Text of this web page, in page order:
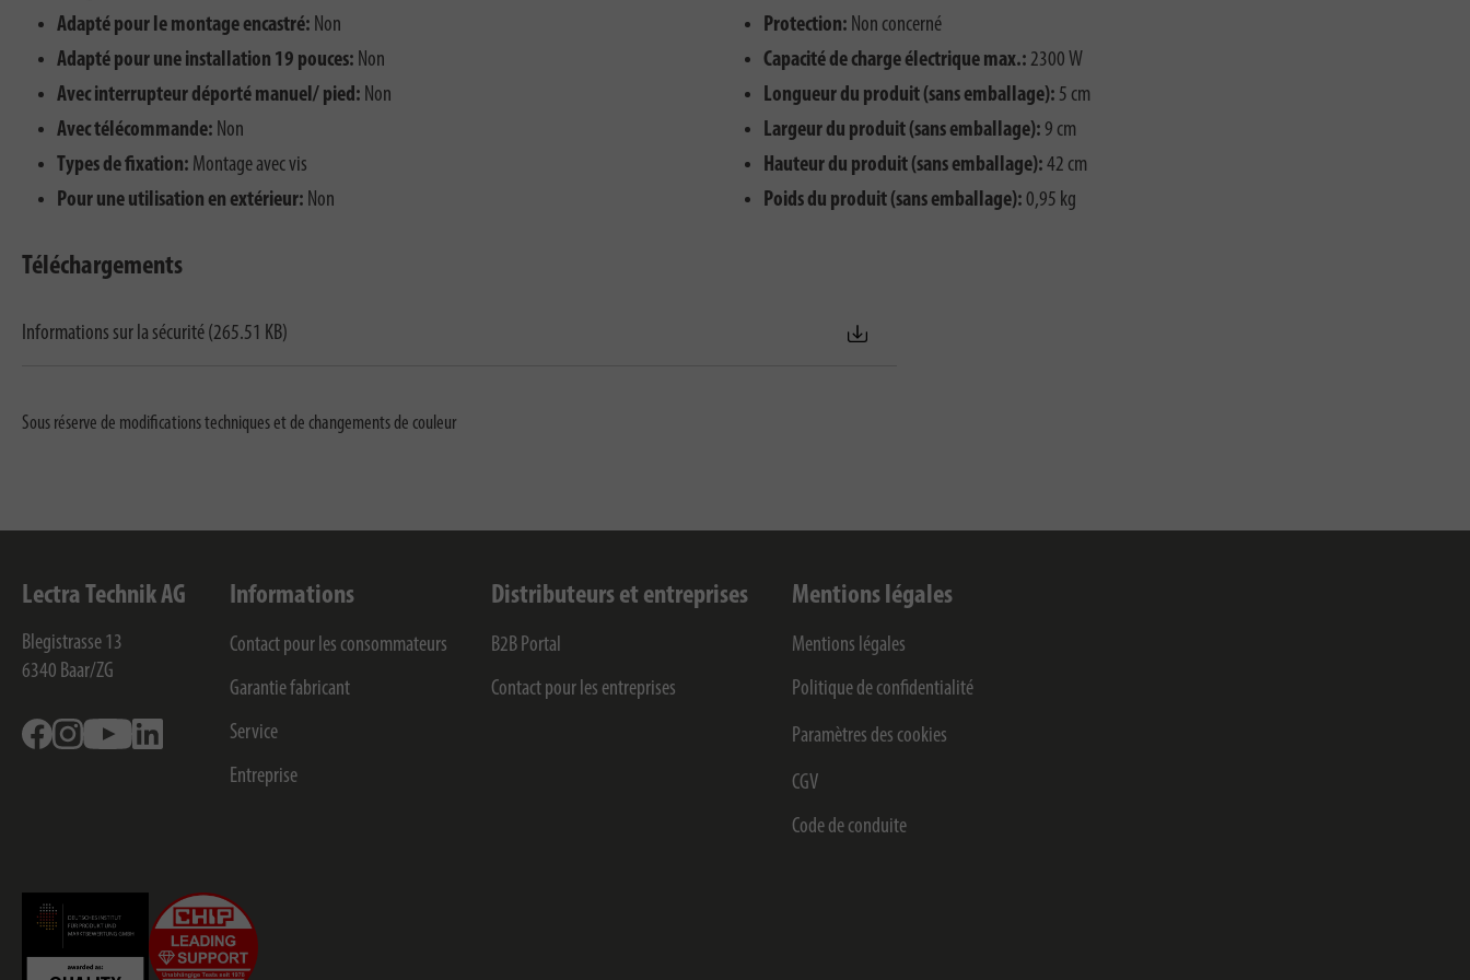
Adapté pour le montage encastré: Non
Adapté pour une installation 19 pouces: Non
Avec interrupteur déporté manuel/ pied: Non
Avec télécommande: Non
Types de fixation: Montage avec vis
Pour une utilisation en extérieur: Non
Protection: Non concerné
Capacité de charge électrique max.: 2300 W
Longueur du produit (sans emballage): 5 cm
Largeur du produit (sans emballage): 9 cm
Hauteur du produit (sans emballage): 42 cm
Poids du produit (sans emballage): 0,95 kg
Téléchargements
Informations sur la sécurité (265.51 KB)
Sous réserve de modifications techniques et de changements de couleur
Lectra Technik AG
Blegistrasse 13
6340 Baar/ZG
FacebookInstagramYoutube
Informations
Contact pour les consommateurs
Garantie fabricant
Service
Entreprise
Distributeurs et entreprises
B2B Portal
Contact pour les entreprises
Mentions légales
Mentions légales
Politique de confidentialité
Paramètres des cookies
CGV
Code de conduite